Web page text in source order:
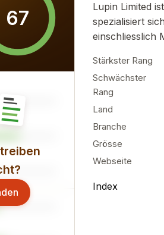
67
Lupin Limited
spezialisiert
einschliesslich
Stärkster Rang
Schwächster
Rang
Land
Branche
Grösse
Webseite
Index